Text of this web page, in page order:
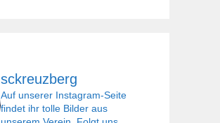
sckreuzberg
Auf unserer Instagram-Seite
findet ihr tolle Bilder aus